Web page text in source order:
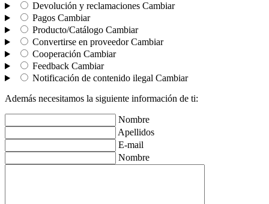
Devolución y reclamaciones Cambiar
Pagos Cambiar
Producto/Catálogo Cambiar
Convertirse en proveedor Cambiar
Cooperación Cambiar
Feedback Cambiar
Notificación de contenido ilegal Cambiar
Además necesitamos la siguiente información de ti:
Nombre
Apellidos
E-mail
Nombre